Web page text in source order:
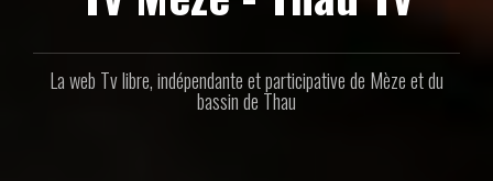
La web Tv libre, indépendante et participative de Mèze et du
bassin de Thau